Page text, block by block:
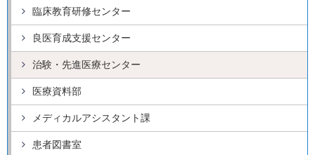
臨床教育研修センター
良医育成支援センター
治験・先進医療センター
医療資料部
メディカルアシスタント課
患者図書室